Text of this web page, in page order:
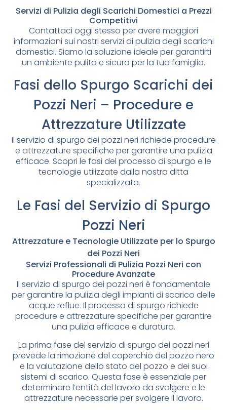
Servizi di Pulizia degli Scarichi Domestici a Prezzi
Competitivi
Contattaci oggi stesso per avere maggiori
informazioni sui nostri servizi di pulizia degli scarichi
domestici. Siamo la soluzione ideale per garantirti
un ambiente pulito e sicuro per la tua famiglia.
Fasi dello Spurgo Scarichi dei
Pozzi Neri – Procedure e
Attrezzature Utilizzate
Il servizio di spurgo dei pozzi neri richiede procedure
e attrezzature specifiche per garantire una pulizia
efficace. Scopri le fasi del processo di spurgo e le
tecnologie utilizzate dalla nostra ditta
specializzata.
Le Fasi del Servizio di Spurgo
Pozzi Neri
Attrezzature e Tecnologie Utilizzate per lo Spurgo
dei Pozzi Neri
Servizi Professionali di Pulizia Pozzi Neri con
Procedure Avanzate
Il servizio di spurgo dei pozzi neri è fondamentale
per garantire la pulizia degli impianti di scarico delle
acque reflue. Il processo di spurgo richiede
procedure e attrezzature specifiche per garantire
una pulizia efficace e duratura.
La prima fase del servizio di spurgo dei pozzi neri
prevede la rimozione del coperchio del pozzo nero
e la valutazione dello stato del pozzo e dei suoi
sistemi di scarico. Questa fase è essenziale per
determinare l’entità del lavoro da svolgere e le
attrezzature necessarie per svolgere il lavoro.